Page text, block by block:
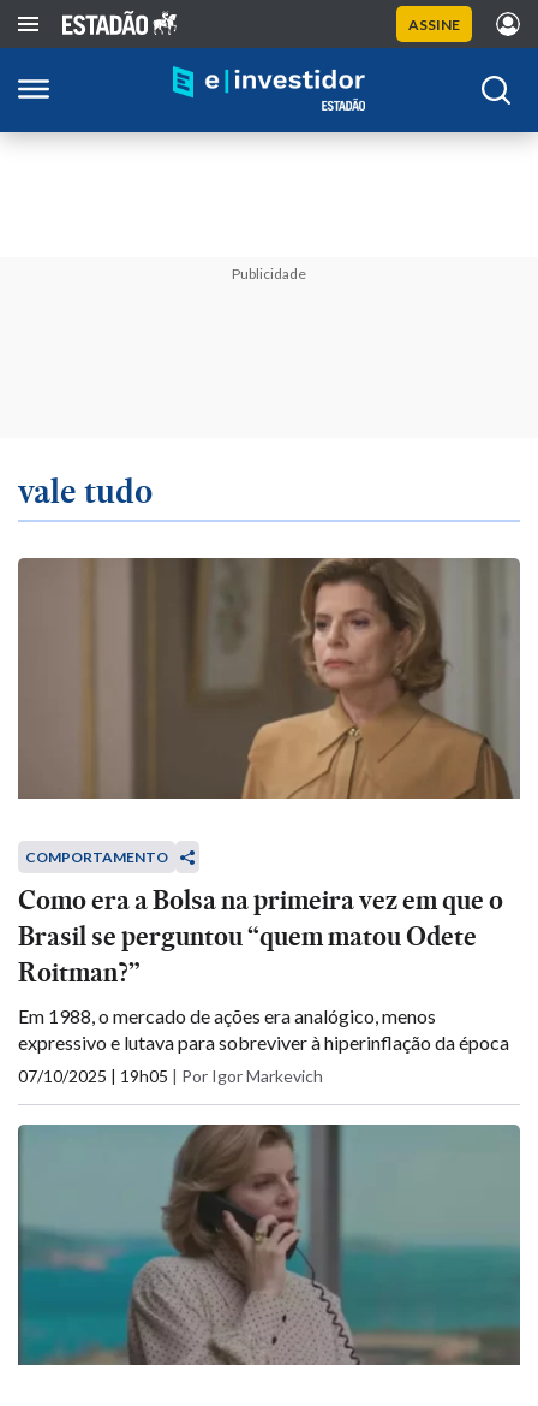
ASSINE
Publicidade
vale tudo
COMPORTAMENTO
Como era a Bolsa na primeira vez em que o
Brasil se perguntou “quem matou Odete
Roitman?”
Em 1988, o mercado de ações era analógico, menos
expressivo e lutava para sobreviver à hiperinflação da época
07/10/2025 | 19h05 | Por Igor Markevich